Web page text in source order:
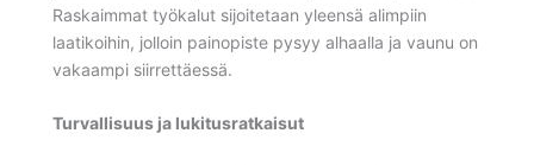
Raskaimmat työkalut sijoitetaan yleensä alimpiin
laatikoihin, jolloin painopiste pysyy alhaalla ja vaunu on
vakaampi siirrettäessä.
Turvallisuus ja lukitusratkaisut